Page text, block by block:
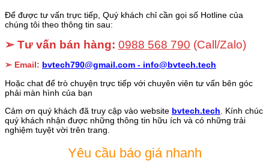
Để được tư vấn trực tiếp, Quý khách chỉ cần gọi số Hotline của
chúng tôi theo thông tin sau:
➢ Tư vấn bán hàng: 0988 568 790 (Call/Zalo)
➢ Email: bvtech790@gmail.com - info@bvtech.tech
Hoặc chat để trò chuyện trực tiếp với chuyên viên tư vấn bên góc
phải màn hình của bạn
Cảm ơn quý khách đã truy cập vào website bvtech.tech . Kính chúc
quý khách nhận được những thông tin hữu ích và có những trải
nghiệm tuyệt vời trên trang.
Yêu cầu báo giá nhanh